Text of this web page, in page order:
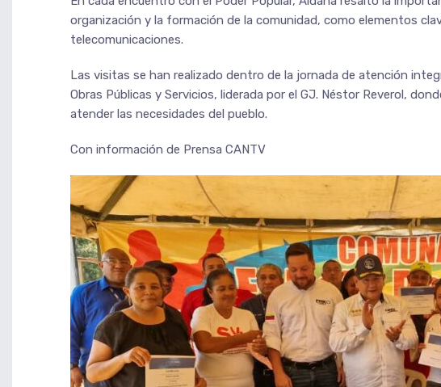
organización y la formación de la comunidad, como elementos
telecomunicaciones.
Las visitas se han realizado dentro de la jornada de atención
Obras Públicas y Servicios, liderada por el GJ. Néstor Reverol,
atender las necesidades del pueblo.
Con información de Prensa CANTV